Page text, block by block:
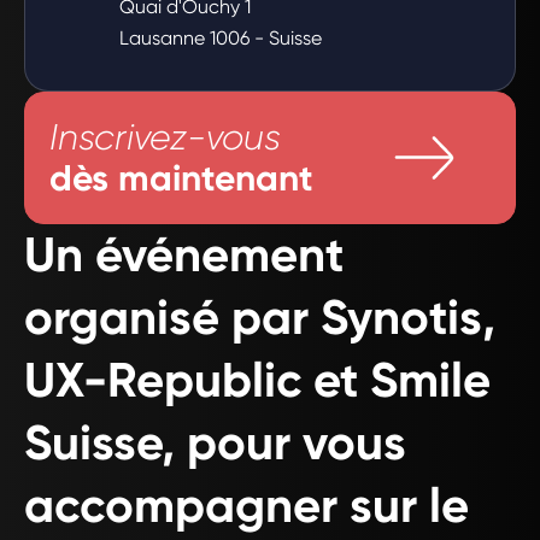
Quai d'Ouchy 1
Lausanne 1006 - Suisse
Inscrivez-vous
dès maintenant
Un événement
organisé par Synotis,
UX-Republic et Smile
Suisse, pour vous
accompagner sur le